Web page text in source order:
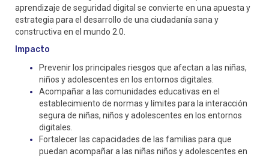
aprendizaje de seguridad digital se convierte en una apuesta y
estrategia para el desarrollo de una ciudadanía sana y
constructiva en el mundo 2.0.
Impacto
Prevenir los principales riesgos que afectan a las niñas,
niños y adolescentes en los entornos digitales.
Acompañar a las comunidades educativas en el
establecimiento de normas y límites para la interacción
segura de niñas, niños y adolescentes en los entornos
digitales.
Fortalecer las capacidades de las familias para que
puedan acompañar a las niñas niños y adolescentes en